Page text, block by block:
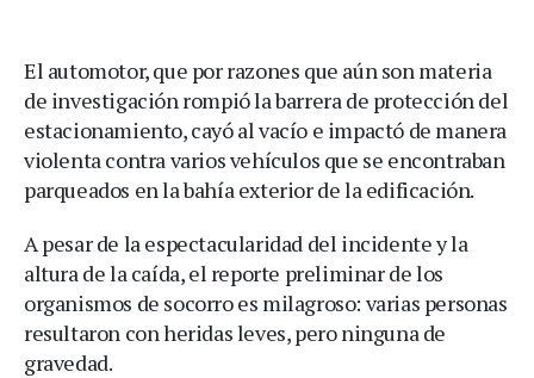
El automotor, que por razones que aún son materia
de investigación rompió la barrera de protección del
estacionamiento, cayó al vacío e impactó de manera
violenta contra varios vehículos que se encontraban
parqueados en la bahía exterior de la edificación.
A pesar de la espectacularidad del incidente y la
altura de la caída, el reporte preliminar de los
organismos de socorro es milagroso: varias personas
resultaron con heridas leves, pero ninguna de
gravedad.